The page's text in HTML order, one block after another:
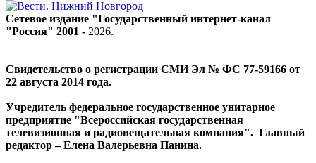
Сетевое издание "Государственный интернет-канал
"Россия" 2001 - 2026.
Свидетельство о регистрации СМИ Эл № ФС 77-59166 от
22 августа 2014 года.
Учредитель федеральное государственное унитарное
предприятие "Всероссийская государственная
телевизионная и радиовещательная компания". Главный
редактор – Елена Валерьевна Панина.